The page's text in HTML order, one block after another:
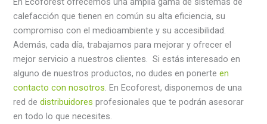
calefacción que tienen en común su alta eficiencia, su
compromiso con el medioambiente y su accesibilidad.
Además, cada día, trabajamos para mejorar y ofrecer el
mejor servicio a nuestros clientes. Si estás interesado en
alguno de nuestros productos, no dudes en ponerteen
contacto con nosotros. En Ecoforest, disponemos de una
red dedistribuidores profesionales que te podrán asesorar
en todo lo que necesites.